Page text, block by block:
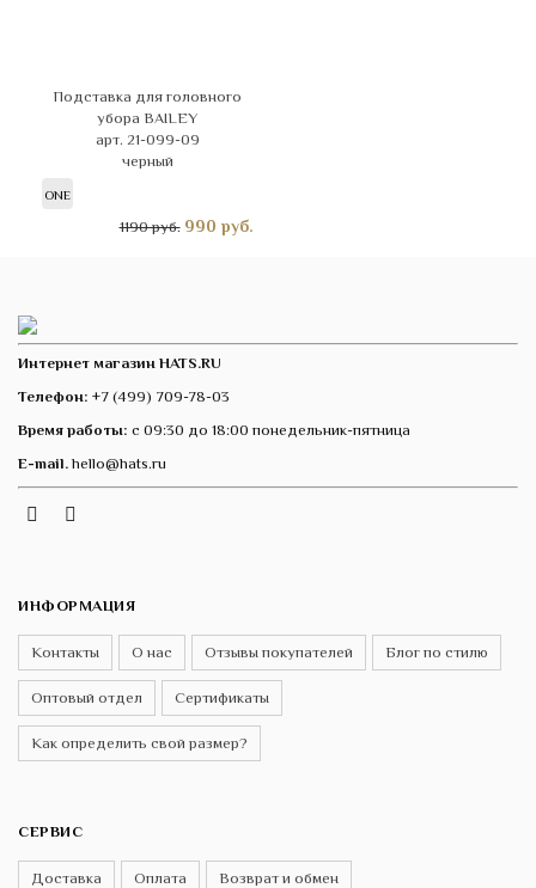
Подставка для головного
убора BAILEY
арт. 21-099-09
черный
ONE
1190 руб. 990 руб.
Интернет магазин HATS.RU
Телефон: +7 (499) 709-78-03
Время работы: с 09:30 до 18:00 понедельник-пятница
E-mail. hello@hats.ru
Instagram
ИНФОРМАЦИЯ
Контакты О нас Отзывы покупателей Блог по стилю
Оптовый отдел Сертификаты
Как определить свой размер?
СЕРВИС
Доставка Оплата Возврат и обмен